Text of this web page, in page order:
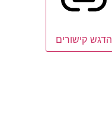
הדגש קישורים